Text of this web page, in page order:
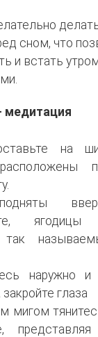
сном, что
и встать
медитация
на
ягодицы
так
наружно и
глаза
мигом